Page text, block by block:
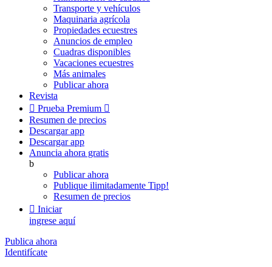
Transporte y vehículos
Maquinaria agrícola
Propiedades ecuestres
Anuncios de empleo
Cuadras disponibles
Vacaciones ecuestres
Más animales
Publicar ahora
Revista
 Prueba Premium 
Resumen de precios
Descargar app
Descargar app
Anuncia ahora gratis
b
Publicar ahora
Publique ilimitadamente Tipp!
Resumen de precios
 Iniciar
ingrese aquí
Publica ahora
Identifícate